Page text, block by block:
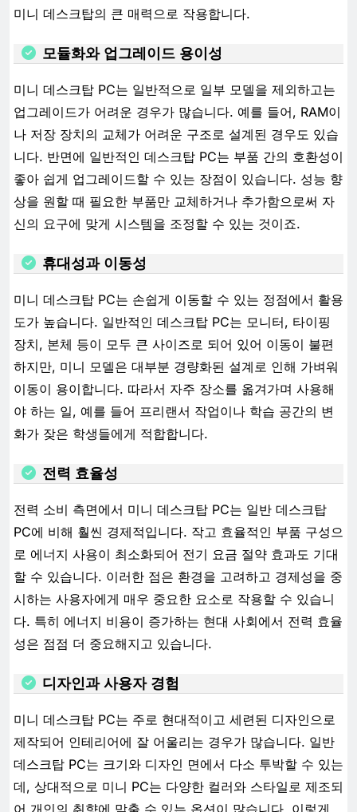
미니 데스크탑의 큰 매력으로 작용합니다.
모듈화와 업그레이드 용이성
미니 데스크탑 PC는 일반적으로 일부 모델을 제외하고는
업그레이드가 어려운 경우가 많습니다. 예를 들어, RAM이
나 저장 장치의 교체가 어려운 구조로 설계된 경우도 있습
니다. 반면에 일반적인 데스크탑 PC는 부품 간의 호환성이
좋아 쉽게 업그레이드할 수 있는 장점이 있습니다. 성능 향
상을 원할 때 필요한 부품만 교체하거나 추가함으로써 자
신의 요구에 맞게 시스템을 조정할 수 있는 것이죠.
휴대성과 이동성
미니 데스크탑 PC는 손쉽게 이동할 수 있는 정점에서 활용
도가 높습니다. 일반적인 데스크탑 PC는 모니터, 타이핑
장치, 본체 등이 모두 큰 사이즈로 되어 있어 이동이 불편
하지만, 미니 모델은 대부분 경량화된 설계로 인해 가벼워
이동이 용이합니다. 따라서 자주 장소를 옮겨가며 사용해
야 하는 일, 예를 들어 프리랜서 작업이나 학습 공간의 변
화가 잦은 학생들에게 적합합니다.
전력 효율성
전력 소비 측면에서 미니 데스크탑 PC는 일반 데스크탑
PC에 비해 훨씬 경제적입니다. 작고 효율적인 부품 구성으
로 에너지 사용이 최소화되어 전기 요금 절약 효과도 기대
할 수 있습니다. 이러한 점은 환경을 고려하고 경제성을 중
시하는 사용자에게 매우 중요한 요소로 작용할 수 있습니
다. 특히 에너지 비용이 증가하는 현대 사회에서 전력 효율
성은 점점 더 중요해지고 있습니다.
디자인과 사용자 경험
미니 데스크탑 PC는 주로 현대적이고 세련된 디자인으로
제작되어 인테리어에 잘 어울리는 경우가 많습니다. 일반
데스크탑 PC는 크기와 디자인 면에서 다소 투박할 수 있는
데, 상대적으로 미니 PC는 다양한 컬러와 스타일로 제조되
어 개인의 취향에 맞출 수 있는 옵션이 많습니다. 이렇게